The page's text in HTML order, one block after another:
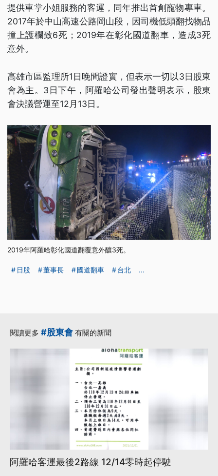
提供車掌小姐服務的客運，同年推出首創寵物專車。
2017年於中山高速公路岡山段，因司機低頭翻找物品
撞上護欄致6死；2019年在彰化國道翻車，造成3死
意外。
高雄市區監理所1日晚間證實，但表示一切以3日股東
會為主。3日下午，阿羅哈公司發出聲明表示，股東
會決議營運至12月13日。
2019年阿羅哈彰化國道翻覆意外釀3死。
日股 董事長 國道翻車 台北 ...
閱讀更多 #股東會 有關的新聞
阿羅哈客運最後2路線 12/14零時起停駛